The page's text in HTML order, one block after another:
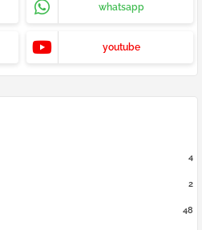
whatsapp
youtube
4
2
48